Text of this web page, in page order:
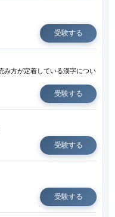
受験する
み方が定着している漢字につい
受験する
受験する
受験する